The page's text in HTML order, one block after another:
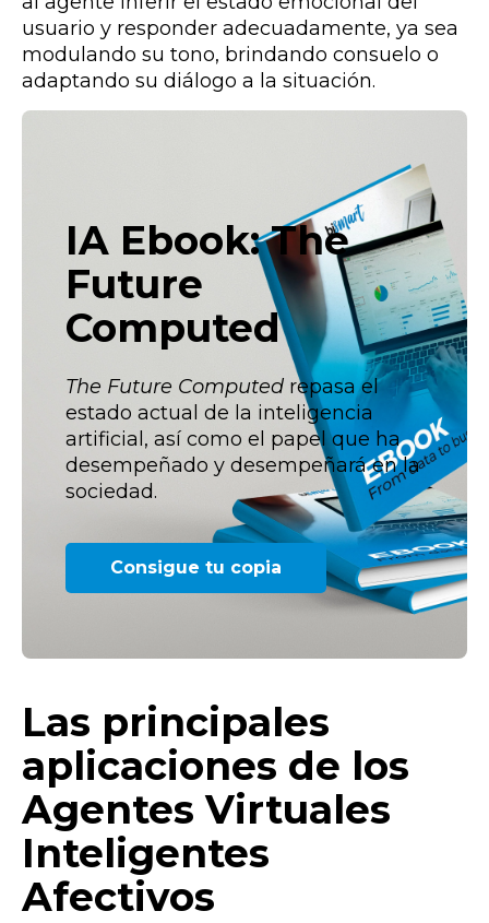
usuario y responder adecuadamente, ya sea
modulando su tono, brindando consuelo o
adaptando su diálogo a la situación.
IA Ebook: The
Future
Computed
The Future Computed repasa el
estado actual de la inteligencia
artificial, así como el papel que ha
desempeñado y desempeñará en la
sociedad.
Consigue tu copia
Las principales
aplicaciones de los
Agentes Virtuales
Inteligentes
Afectivos